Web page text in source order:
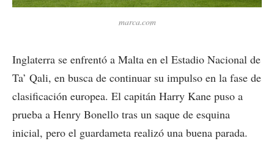
marca.com
Inglaterra se enfrentó a Malta en el Estadio Nacional de
Ta’ Qali, en busca de continuar su impulso en la fase de
clasificación europea. El capitán Harry Kane puso a
prueba a Henry Bonello tras un saque de esquina
inicial, pero el guardameta realizó una buena parada.